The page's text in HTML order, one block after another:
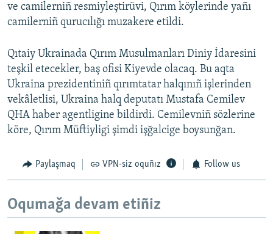
ve camilerniñ resmiyleştirüvi, Qırım köylerinde yañı
camilerniñ qurucılığı muzakere etildi.
Qıtaiy Ukrainada Qırım Musulmanları Diniy İdaresini
teşkil etecekler, baş ofisi Kiyevde olacaq. Bu aqta
Ukraina prezidentiniñ qırımtatar halqınıñ işlerinden
vekâletlisi, Ukraina halq deputatı Mustafa Cemilev
QHA haber agentligine bildirdi. Cemilevniñ sözlerine
köre, Qırım Müftiyligi şimdi işğalcige boysunğan.
Paylaşmaq VPN-siz oquñız Follow us
Oqumağa devam etiñiz